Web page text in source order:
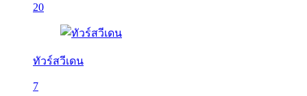
20
ทัวร์สวีเดน
7